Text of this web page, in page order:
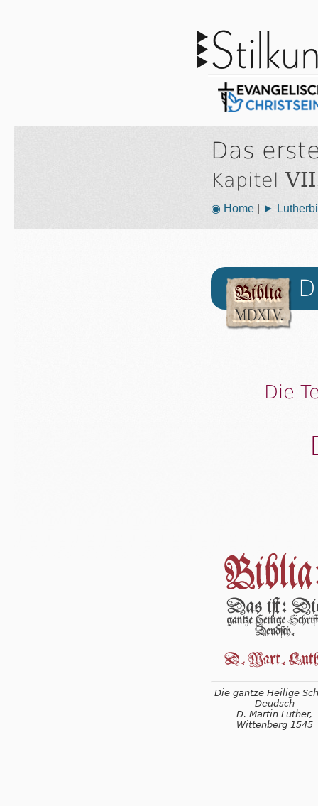
Das
Kapitel
◉ Home| ►
Die
Die gantze Heilige
Deudsch
D. Martin Luther,
Wittenberg 1545